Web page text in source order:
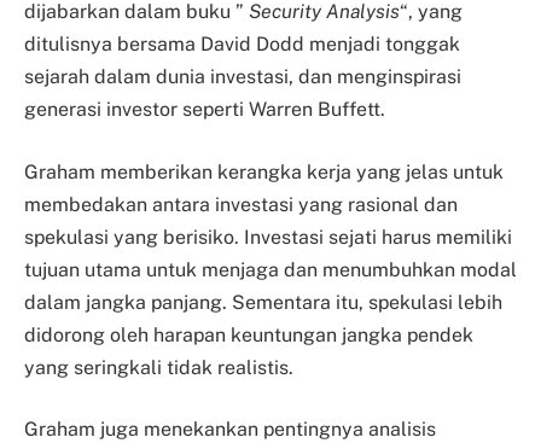
dijabarkan dalam buku ” Security Analysis“, yang
ditulisnya bersama David Dodd menjadi tonggak
sejarah dalam dunia investasi, dan menginspirasi
generasi investor seperti Warren Buffett.
Graham memberikan kerangka kerja yang jelas untuk
membedakan antara investasi yang rasional dan
spekulasi yang berisiko. Investasi sejati harus memiliki
tujuan utama untuk menjaga dan menumbuhkan modal
dalam jangka panjang. Sementara itu, spekulasi lebih
didorong oleh harapan keuntungan jangka pendek
yang seringkali tidak realistis.
Graham juga menekankan pentingnya analisis